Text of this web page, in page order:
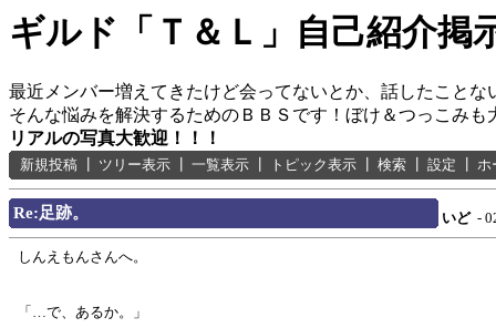
ギルド「Ｔ＆Ｌ」自己紹介掲
最近メンバー増えてきたけど会ってないとか、話したことな
そんな悩みを解決するためのＢＢＳです！ぼけ＆つっこみも
リアルの写真大歓迎！！！
新規投稿 ツリー表示 一覧表示 トピック表示 検索 設定 ホ
Re:足跡。 いど -
しんえもんさんへ。
「…で、あるか。」